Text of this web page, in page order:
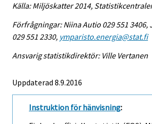
Källa: Miljöskatter 2014,
Förfrågningar: Niina Autio 029 551 3406,
029 551 2330, ymparisto.energia@stat.fi
Ansvarig statistikdirektör: Ville Vertanen
Uppdaterad 8.9.2016
Instruktion för hänvisning: